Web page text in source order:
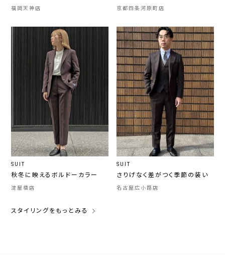
福岡天神店 京都四条河原町店
SUIT
秋冬に映えるボルドーカラー
淀屋橋店
SUIT
さりげなく差がつく季節の装い
名古屋広小路店
スタイリングをもっとみる